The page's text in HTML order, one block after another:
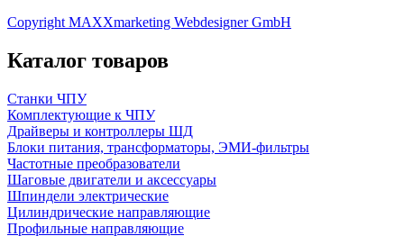
Copyright MAXXmarketing Webdesigner GmbH
Каталог товаров
Станки ЧПУ
Комплектующие к ЧПУ
Драйверы и контроллеры ШД
Блоки питания, трансформаторы, ЭМИ-фильтры
Частотные преобразователи
Шаговые двигатели и аксессуары
Шпиндели электрические
Цилиндрические направляющие
Профильные направляющие